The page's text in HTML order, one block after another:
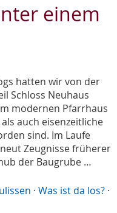
einem
hatten wir von der
Schloss Neuhaus
modernen Pfarrhaus
auch eisenzeitliche
sind. Im Laufe
Zeugnisse früherer
der Baugrube …
· Was ist da los? ·